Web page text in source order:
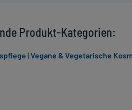
Produkt-Kategorien:
| Vegane & Vegetarische